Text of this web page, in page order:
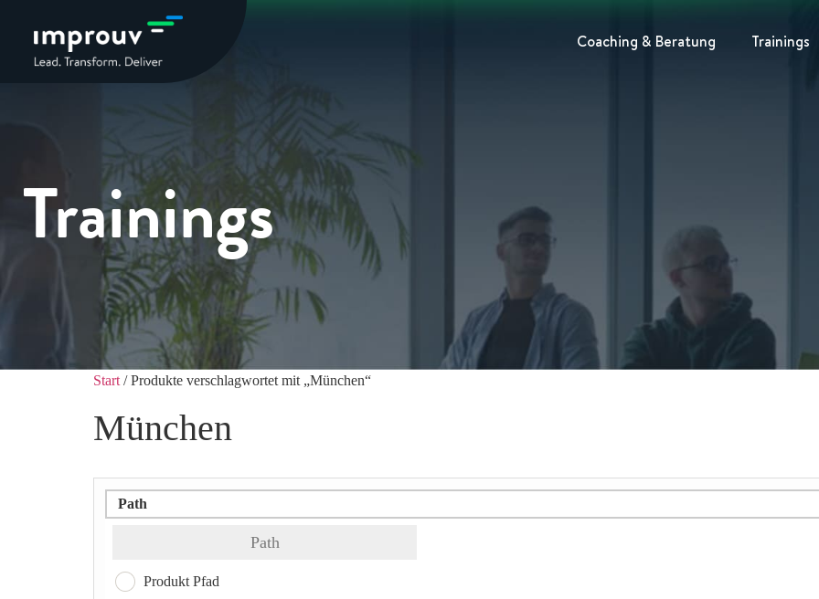
Coaching & Beratung Trainings
Trainings
Start / Produkte verschlagwortet mit „München“
München
Path
Path
Produkt Pfad